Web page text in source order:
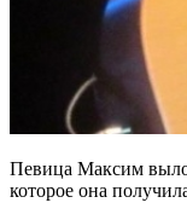
Певица Максим
которое она